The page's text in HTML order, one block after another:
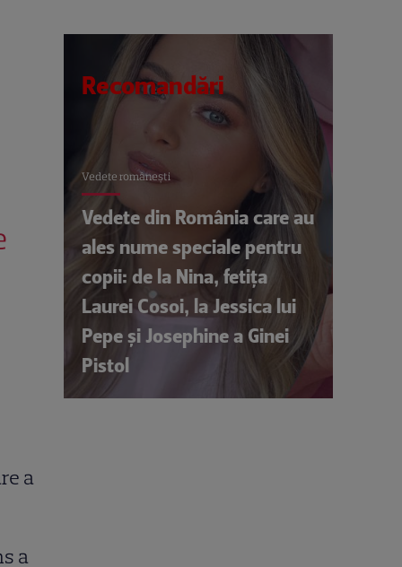
a
a
Recomandări
Vedete româneşti
Vedete din România care au
ales nume speciale pentru
copii: de la Nina, fetița
Laurei Cosoi, la Jessica lui
Pepe și Josephine a Ginei
Pistol